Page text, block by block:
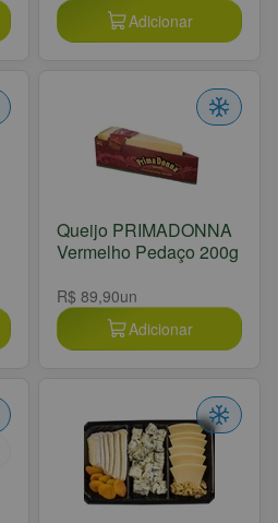
Adicionar
Queijo PRIMADONNA
Vermelho Pedaço 200g
R$ 89,90un
Adicionar